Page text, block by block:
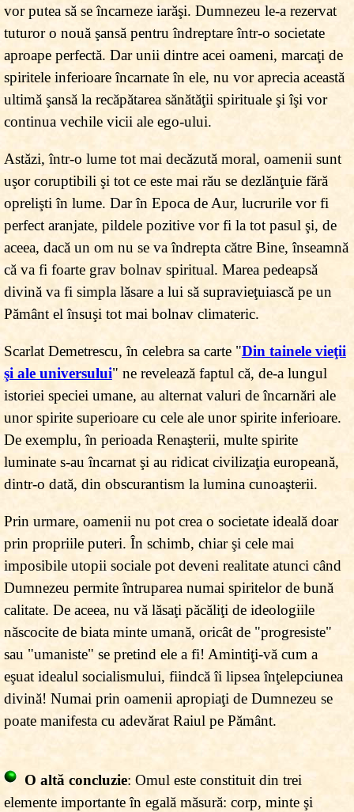
vor putea să se încarneze iarăşi. Dumnezeu le-a rezervat
tuturor o nouă şansă pentru îndreptare într-o societate
aproape perfectă. Dar unii dintre acei oameni, marcaţi de
spiritele inferioare încarnate în ele, nu vor aprecia această
ultimă şansă la recăpătarea sănătăţii spirituale şi îşi vor
continua vechile vicii ale ego-ului.
Astăzi, într-o lume tot mai decăzută moral, oamenii sunt
uşor coruptibili şi tot ce este mai rău se dezlănţuie fără
oprelişti în lume. Dar în Epoca de Aur, lucrurile vor fi
perfect aranjate, pildele pozitive vor fi la tot pasul şi, de
aceea, dacă un om nu se va îndrepta către Bine, înseamnă
că va fi foarte grav bolnav spiritual. Marea pedeapsă
divină va fi simpla lăsare a lui să supravieţuiască pe un
Pământ el însuşi tot mai bolnav climateric.
Scarlat Demetrescu, în celebra sa carte "Din tainele vieţii
şi ale universului" ne revelează faptul că, de-a lungul
istoriei speciei umane, au alternat valuri de încarnări ale
unor spirite superioare cu cele ale unor spirite inferioare.
De exemplu, în perioada Renaşterii, multe spirite
luminate s-au încarnat şi au ridicat civilizaţia europeană,
dintr-o dată, din obscurantism la lumina cunoaşterii.
Prin urmare, oamenii nu pot crea o societate ideală doar
prin propriile puteri. În schimb, chiar şi cele mai
imposibile utopii sociale pot deveni realitate atunci când
Dumnezeu permite întruparea numai spiritelor de bună
calitate. De aceea, nu vă lăsaţi păcăliţi de ideologiile
născocite de biata minte umană, oricât de "progresiste"
sau "umaniste" se pretind ele a fi! Amintiţi-vă cum a
eşuat idealul socialismului, fiindcă îi lipsea înţelepciunea
divină! Numai prin oamenii apropiaţi de Dumnezeu se
poate manifesta cu adevărat Raiul pe Pământ.
O altă concluzie: Omul este constituit din trei
elemente importante în egală măsură: corp, minte şi